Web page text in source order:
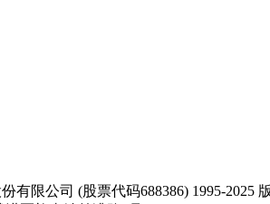
有限公司 (股票代码688386) 1995-2025